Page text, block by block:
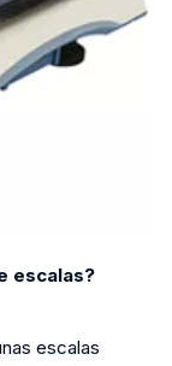
escalas?
escalas